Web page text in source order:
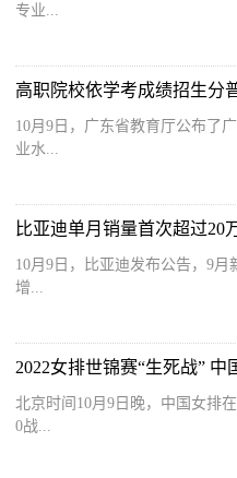
专业...
10月9日，广东省教育厅公布了
业水...
10月9日，比亚迪发布公告，9
增...
北京时间10月9日晚，中国女排
0战...